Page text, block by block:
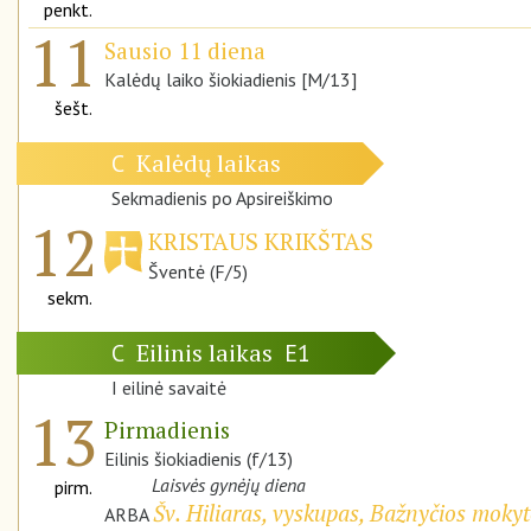
penkt.
11
šešt.
Sausio 11 diena
Kalėdų laiko šiokiadienis [M/13]
C Kalėdų laikas
Sekmadienis po Apsireiškimo
12
sekm.
KRISTAUS KRIKŠTAS
Šventė (F/5)
C Eilinis laikas E1
I eilinė savaitė
13
pirm.
Pirmadienis
Eilinis šiokiadienis (f/13)
Laisvės gynėjų diena
ARBAŠv. Hiliaras, vyskupas, Bažnyčios